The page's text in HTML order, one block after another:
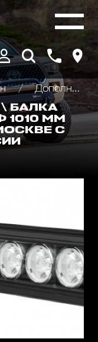
Дополнительные фары : Светодиодные, Галогеновые , Ксеноновые
БАЛКА
1010 ММ
С